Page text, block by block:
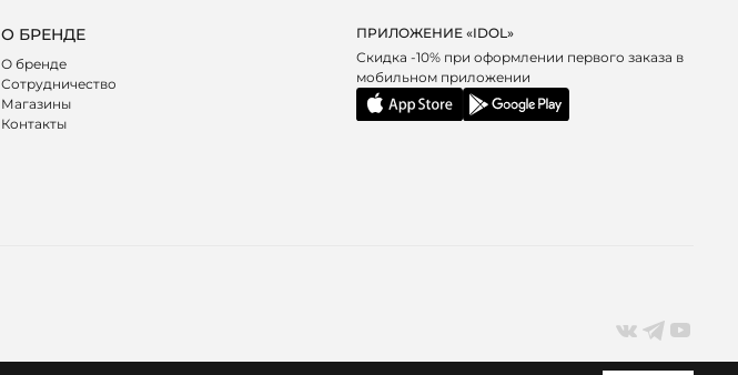
О БРЕНДЕ
О бренде
Сотрудничество
Магазины
Контакты
ПРИЛОЖЕНИЕ «IDOL»
Скидка -10% при оформлении первого заказа в
мобильном приложении